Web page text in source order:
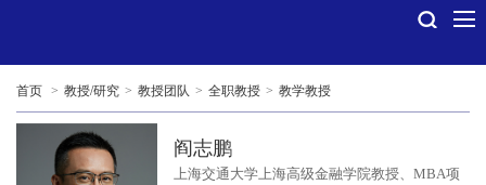
首页 > 教授/研究 > 教授团队 > 全职教授 > 教学教授
阎志鹏
上海交通大学上海高级金融学院教授、MBA项